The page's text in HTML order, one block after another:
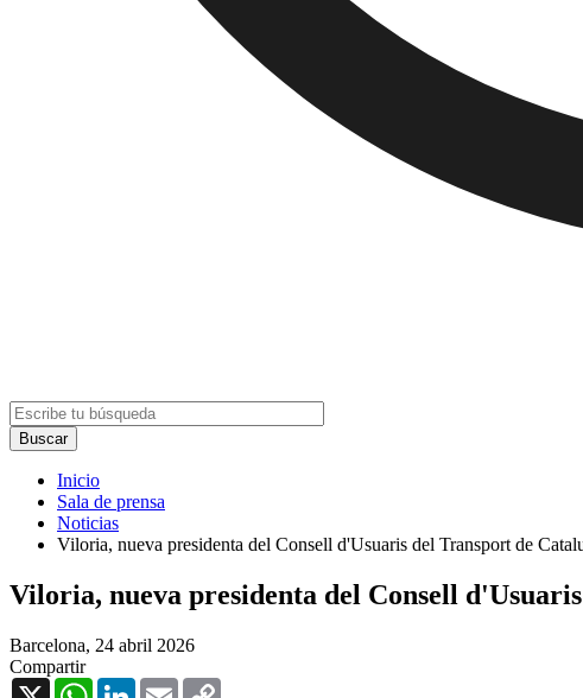
Inicio
Sala de prensa
Noticias
Viloria, nueva presidenta del Consell d'Usuaris del Transport de
Viloria, nueva presidenta del Consell
Barcelona, 24 abril 2026
Compartir
X
WhatsAppLinkedInEmail